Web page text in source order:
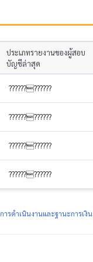
ประเภทรายงานของผู้สอบ
บัญชีล่าสุด
????????????
????????????
????????????
????????????
รดำเนินงานและฐานะการเงิน